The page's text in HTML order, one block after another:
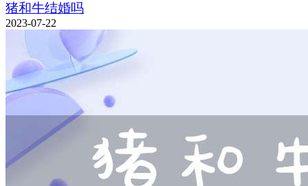
猪和牛结婚吗
2023-07-22